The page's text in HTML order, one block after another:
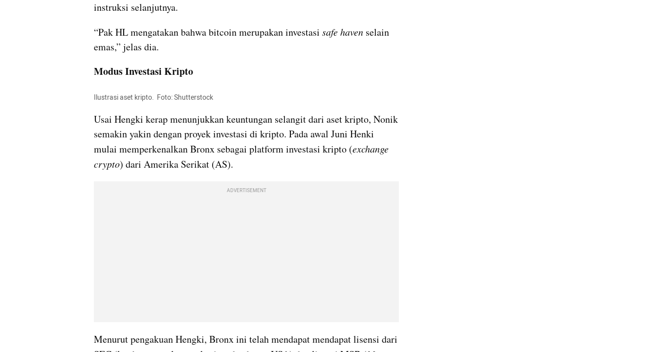
instruksi selanjutnya.
“Pak HL mengatakan bahwa bitcoin merupakan investasi safe haven selain
emas,” jelas dia.
Modus Investasi Kripto
Ilustrasi aset kripto.  Foto: Shutterstock
Usai Hengki kerap menunjukkan keuntungan selangit dari aset kripto, Nonik
semakin yakin dengan proyek investasi di kripto. Pada awal Juni Henki
mulai memperkenalkan Bronx sebagai platform investasi kripto (exchange
crypto) dari Amerika Serikat (AS).
ADVERTISEMENT
Menurut pengakuan Hengki, Bronx ini telah mendapat mendapat lisensi dari